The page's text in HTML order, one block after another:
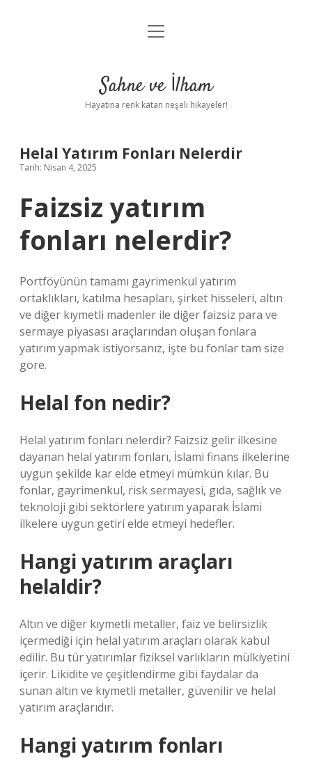
Anasayfa
Yasal Uyarı
menüyü
Sahne ve İlham
Hayatına renk katan neşeli hikayeler!
Helal Yatırım Fonları Nelerdir
Tarih: Nisan 4, 2025
Faizsiz yatırım
fonları nelerdir?
Portföyünün tamamı gayrimenkul yatırım
ortaklıkları, katılma hesapları, şirket hisseleri, altın
ve diğer kıymetli madenler ile diğer faizsiz para ve
sermaye piyasası araçlarından oluşan fonlara
yatırım yapmak istiyorsanız, işte bu fonlar tam size
göre.
Helal fon nedir?
Helal yatırım fonları nelerdir? Faizsiz gelir ilkesine
dayanan helal yatırım fonları, İslami finans ilkelerine
uygun şekilde kar elde etmeyi mümkün kılar. Bu
fonlar, gayrimenkul, risk sermayesi, gıda, sağlık ve
teknoloji gibi sektörlere yatırım yaparak İslami
ilkelere uygun getiri elde etmeyi hedefler.
Hangi yatırım araçları
helaldir?
Altın ve diğer kıymetli metaller, faiz ve belirsizlik
içermediği için helal yatırım araçları olarak kabul
edilir. Bu tür yatırımlar fiziksel varlıkların mülkiyetini
içerir. Likidite ve çeşitlendirme gibi faydalar da
sunan altın ve kıymetli metaller, güvenilir ve helal
yatırım araçlarıdır.
Hangi yatırım fonları